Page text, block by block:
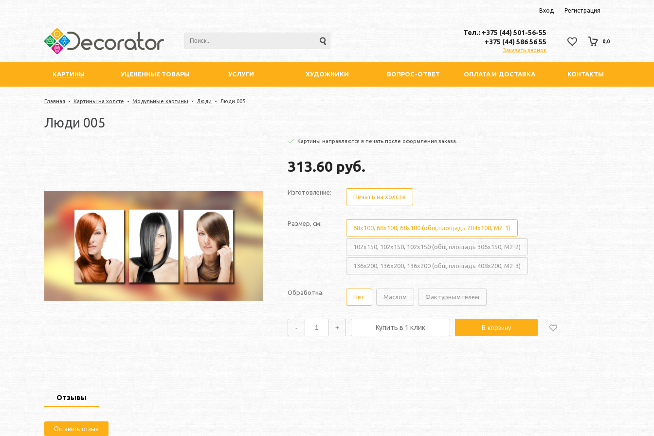
Вход Регистрация
Тел.: +375 (44) 501-56-55
+375 (44) 586 56 55
Заказать звонок
0,0
КАРТИНЫ УЦЕНЕННЫЕ ТОВАРЫ УСЛУГИ ХУДОЖНИКИ ВОПРОС-ОТВЕТ ОПЛАТА И ДОСТАВКА КОНТАКТЫ
Главная - Картины на холсте - Модульные картины - Люди - Люди 005
Люди 005
Картины направляются в печать после оформления заказа.
313.60 руб.
Изготовление:
Печать на холсте
Размер, см:
68x100, 68x100, 68x100 (общ.площадь 204x100, M2-1)
102x150, 102x150, 102x150 (общ.площадь 306x150, M2-2)
136x200, 136x200, 136x200 (общ.площадь 408x200, M2-3)
Обработка:
Нет Маслом Фактурным гелем
- + Купить в 1 клик В корзину
Отзывы
Оставить отзыв